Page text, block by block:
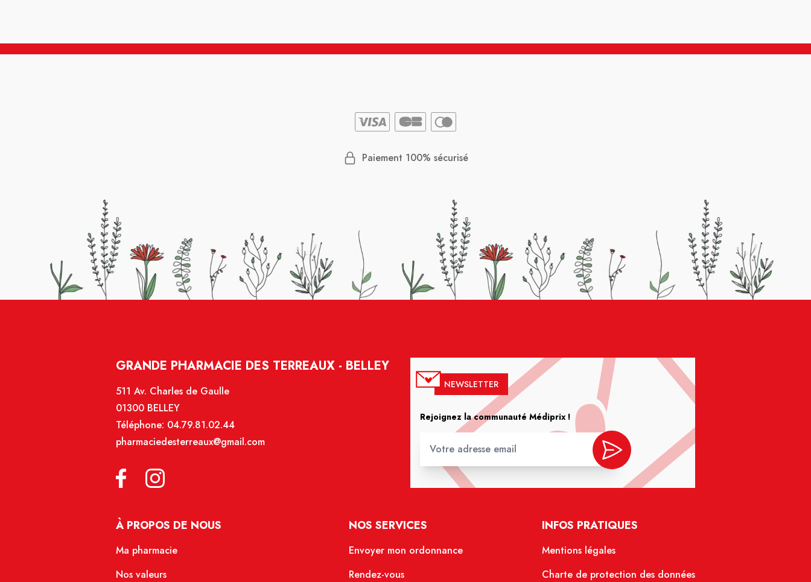
Paiement 100% sécurisé
GRANDE PHARMACIE DES TERREAUX - BELLEY
511 Av. Charles de Gaulle
01300 BELLEY
Téléphone: 04.79.81.02.44
pharmaciedesterreaux@gmail.com
NEWSLETTER
Rejoignez la communauté Médiprix !
À PROPOS DE NOUS
Ma pharmacie
Nos valeurs
NOS SERVICES
Envoyer mon ordonnance
Rendez-vous
INFOS PRATIQUES
Mentions légales
Charte de protection des données